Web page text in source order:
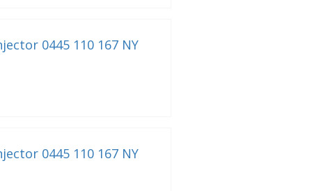
0445 110 167 NY
0445 110 167 NY